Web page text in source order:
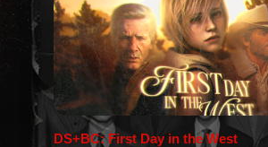
DS+BC: First Day in the West